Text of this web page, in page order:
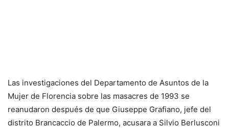
Las investigaciones del Departamento de Asuntos de la
Mujer de Florencia sobre las masacres de 1993 se
reanudaron después de que Giuseppe Grafiano, jefe del
distrito Brancaccio de Palermo, acusara a Silvio Berlusconi